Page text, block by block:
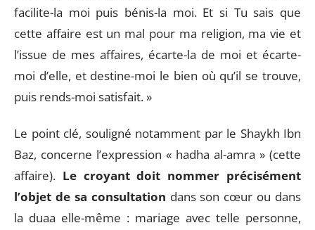
facilite-la moi puis bénis-la moi. Et si Tu sais que
cette affaire est un mal pour ma religion, ma vie et
l’issue de mes affaires, écarte-la de moi et écarte-
moi d’elle, et destine-moi le bien où qu’il se trouve,
puis rends-moi satisfait. »
Le point clé, souligné notamment par le Shaykh Ibn
Baz, concerne l’expression « hadha al-amra » (cette
affaire). Le croyant doit nommer précisément
l’objet de sa consultation dans son cœur ou dans
la duaa elle-même : mariage avec telle personne,